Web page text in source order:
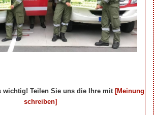
wichtig! Teilen Sie uns die Ihre mit [Meinung
schreiben]